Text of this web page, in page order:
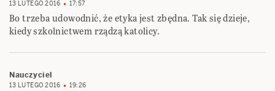
13 LUTEGO 2016 17:57
Bo trzeba udowodnić, że etyka jest zbędna. Tak się dzieje,
kiedy szkolnictwem rządzą katolicy.
Nauczyciel
13 LUTEGO 2016 19:26